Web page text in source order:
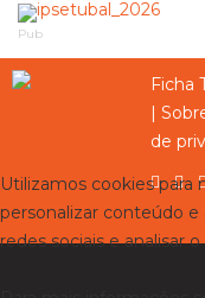
Pub
Ficha
|
de
Utilizamos cookies para
personalizar conteúdo
redes sociais e analisar